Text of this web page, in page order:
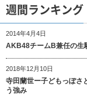
週間ランキング
2014年4月4日
AKB48チームB兼任の生
2018年12月10日
寺田蘭世ー子どもっぽさ
う強み